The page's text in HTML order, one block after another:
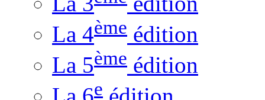
La 4ème édition
La 5ème édition
e